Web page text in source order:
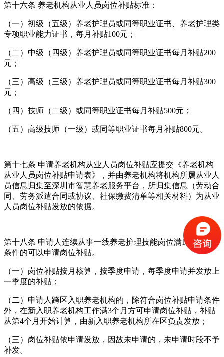
第十六条 养老机构从业人员岗位补贴标准：
（一）初级（五级）养老护理员或同等职业证书、养老护理类
专项职业能力证书，每月补贴100元；
（二）中级（四级）养老护理员或同等职业证书每月补贴200
元；
（三）高级（三级）养老护理员或同等职业证书每月补贴300
元；
（四）技师（二级）或同等职业证书每月补贴500元；
（五）高级技师（一级）或同等职业证书每月补贴800元。
第十七条 申请养老机构从业人员岗位补贴应提交《养老机构
从业人员岗位补贴申请表》，并由养老机构将机构所属从业人
员信息归集至深圳市智慧养老服务平台，所归集信息（劳动合
同、劳务派遣合同或协议、社保缴费清单等相关材料）为从业
人员岗位补贴发放的依据。
第十八条 申请人连续从事一线养老护理技能岗位满1年并符合
条件的可以申请岗位补贴。
（一）岗位补贴按月核算，按季度申请，每季度申请并发放上
一季度的补贴；
（二）申请人跨区入职养老机构的，除符合岗位补贴申请条件
外，在新入职养老机构工作满3个月方可申请岗位补贴，补贴
从第4个月开始计算，由新入职养老机构所在区负责发放；
（三）岗位补贴依申请发放，因故未申请的，未申请时段不予
补发。